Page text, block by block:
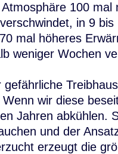
100 mal
in 9
mal höheres
weniger Wochen
wir diese
Jahren abkühlen.
und der
erzeugt die